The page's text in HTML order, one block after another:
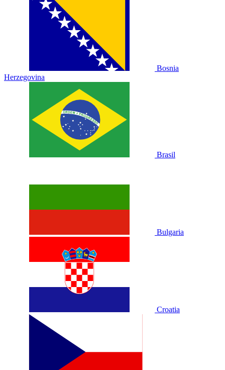
Bosnia
Herzegovina
Brasil
Bulgaria
Croatia